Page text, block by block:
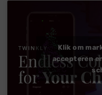
Klik om
accepteren